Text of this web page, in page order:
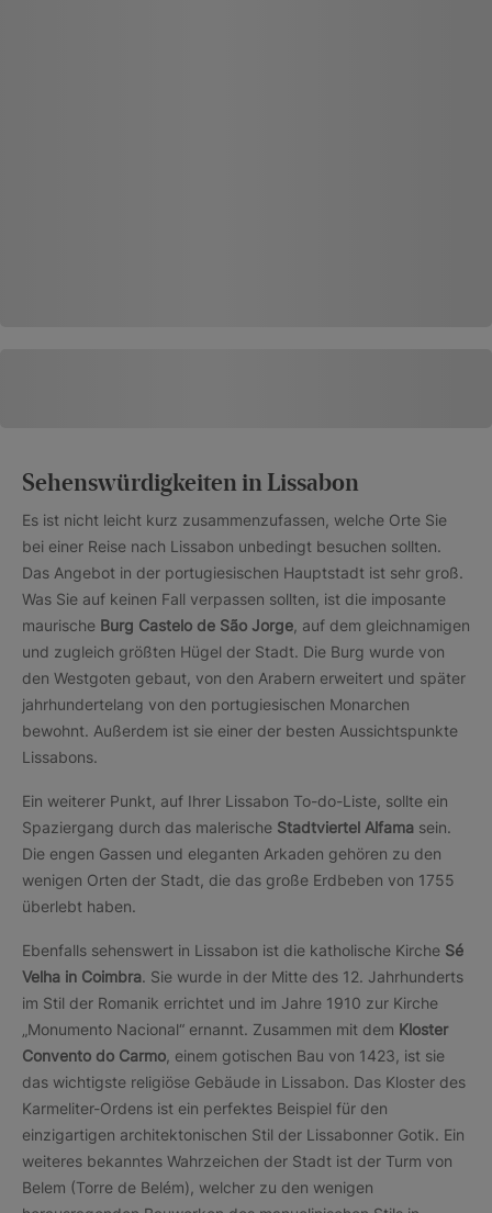
Sehenswürdigkeiten in Lissabon
Es ist nicht leicht kurz zusammenzufassen, welche Orte Sie
bei einer Reise nach Lissabon unbedingt besuchen sollten.
Das Angebot in der portugiesischen Hauptstadt ist sehr groß.
Was Sie auf keinen Fall verpassen sollten, ist die imposante
maurische Burg Castelo de São Jorge , auf dem gleichnamigen
und zugleich größten Hügel der Stadt. Die Burg wurde von
den Westgoten gebaut, von den Arabern erweitert und später
jahrhundertelang von den portugiesischen Monarchen
bewohnt. Außerdem ist sie einer der besten Aussichtspunkte
Lissabons.
Ein weiterer Punkt, auf Ihrer Lissabon To-do-Liste, sollte ein
Spaziergang durch das malerische Stadtviertel Alfama sein.
Die engen Gassen und eleganten Arkaden gehören zu den
wenigen Orten der Stadt, die das große Erdbeben von 1755
überlebt haben.
Ebenfalls sehenswert in Lissabon ist die katholische Kirche Sé
Velha in Coimbra. Sie wurde in der Mitte des 12. Jahrhunderts
im Stil der Romanik errichtet und im Jahre 1910 zur Kirche
„Monumento Nacional“ ernannt. Zusammen mit dem Kloster
Convento do Carmo , einem gotischen Bau von 1423, ist sie
das wichtigste religiöse Gebäude in Lissabon. Das Kloster des
Karmeliter-Ordens ist ein perfektes Beispiel für den
einzigartigen architektonischen Stil der Lissabonner Gotik. Ein
weiteres bekanntes Wahrzeichen der Stadt ist der Turm von
Belem (Torre de Belém), welcher zu den wenigen